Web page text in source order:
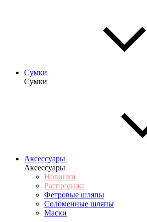
Сумки
Сумки
Аксессуары
Аксессуары
Новинки
Распродажа
Фетровые шляпы
Соломенные шляпы
Маски